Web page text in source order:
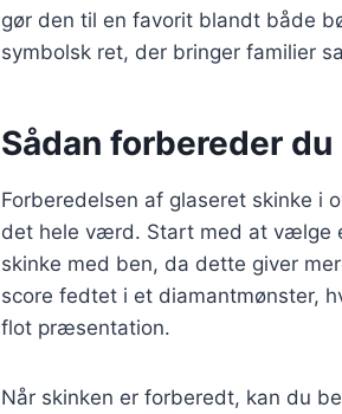
gør den til en favorit blandt både
symbolsk ret, der bringer familier
Sådan forbereder
Forberedelsen af glaseret skinke i
det hele værd. Start med at vælge
skinke med ben, da dette giver
score fedtet i et diamantmønster,
flot præsentation.
Når skinken er forberedt, kan du